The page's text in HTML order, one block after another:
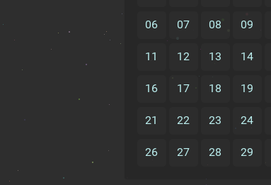
06 07 08 09
11 12 13 14
16 17 18 19
21 22 23 24
26 27 28 29